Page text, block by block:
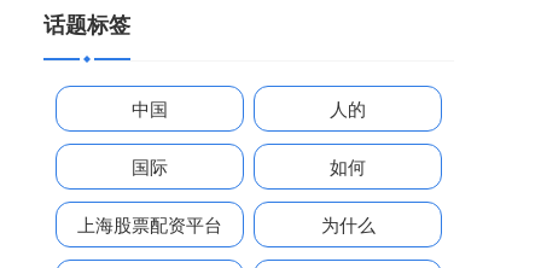
话题标签
中国 人的
国际 如何
上海股票配资平台 为什么